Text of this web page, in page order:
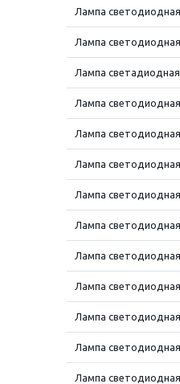
Лампа
Лампа светодиодная
Лампа светадиодная
Лампа светодиодная
Лампа
Лампа светодиодная
Лампа светодиодная
Лампа светодиодная
Лампа светодиодная
Лампа светодиодная
Лампа
Лампа
Лампа светодиодная